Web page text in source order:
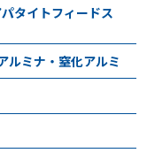
タイトフィードス
ミナ・窒化アルミ